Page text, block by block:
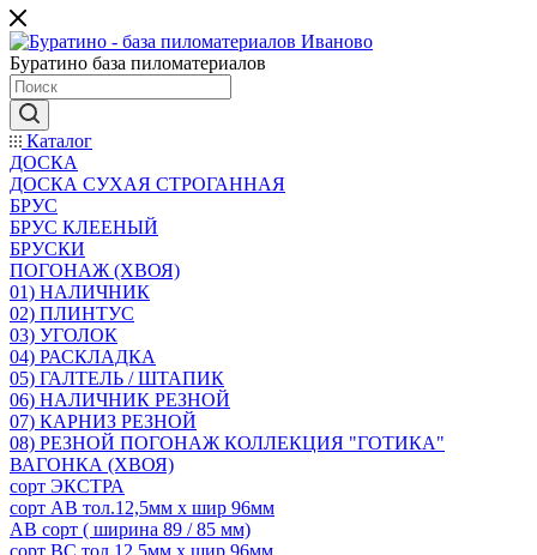
Буратино база пиломатериалов
Каталог
ДОСКА
ДОСКА СУХАЯ СТРОГАННАЯ
БРУС
БРУС КЛЕЕНЫЙ
БРУСКИ
ПОГОНАЖ (ХВОЯ)
01) НАЛИЧНИК
02) ПЛИНТУС
03) УГОЛОК
04) РАСКЛАДКА
05) ГАЛТЕЛЬ / ШТАПИК
06) НАЛИЧНИК РЕЗНОЙ
07) КАРНИЗ РЕЗНОЙ
08) РЕЗНОЙ ПОГОНАЖ КОЛЛЕКЦИЯ "ГОТИКА"
ВАГОНКА (ХВОЯ)
сорт ЭКСТРА
сорт АВ тол.12,5мм х шир 96мм
АВ сорт ( ширина 89 / 85 мм)
сорт ВС тол.12,5мм х шир 96мм